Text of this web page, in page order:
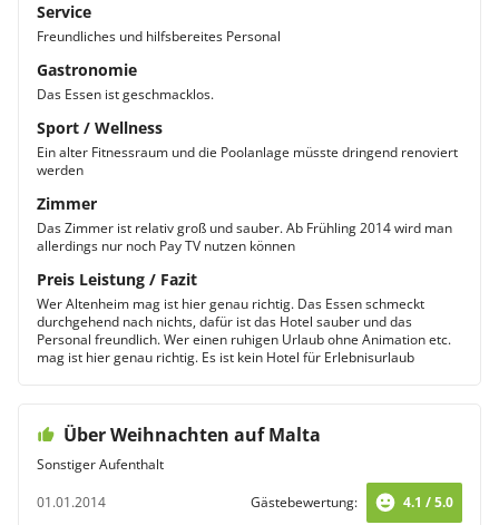
Service
Freundliches und hilfsbereites Personal
Gastronomie
Das Essen ist geschmacklos.
Sport / Wellness
Ein alter Fitnessraum und die Poolanlage müsste dringend renoviert
werden
Zimmer
Das Zimmer ist relativ groß und sauber. Ab Frühling 2014 wird man
allerdings nur noch Pay TV nutzen können
Preis Leistung / Fazit
Wer Altenheim mag ist hier genau richtig. Das Essen schmeckt
durchgehend nach nichts, dafür ist das Hotel sauber und das
Personal freundlich. Wer einen ruhigen Urlaub ohne Animation etc.
mag ist hier genau richtig. Es ist kein Hotel für Erlebnisurlaub
Über Weihnachten auf Malta
Sonstiger Aufenthalt
01.01.2014
Gästebewertung: 4.1 / 5.0